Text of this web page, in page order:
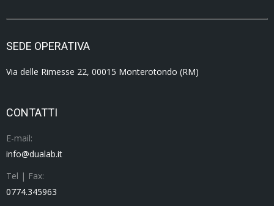
SEDE OPERATIVA
Via delle Rimesse 22, 00015 Monterotondo (RM)
CONTATTI
E-mail:
info@dualab.it
Tel | Fax:
0774.345963